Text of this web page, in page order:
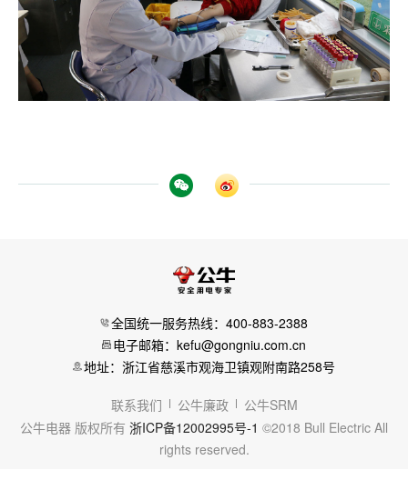
全国统一服务热线：400-883-2388
电子邮箱：kefu@gongniu.com.cn
地址：浙江省慈溪市观海卫镇观附南路258号
联系我们 公牛廉政
公牛SRM
公牛电器 版权所有 浙ICP备12002995号-1 ©2018 Bull Electric All
rights reserved.